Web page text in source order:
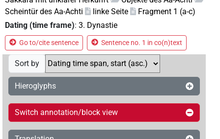
Scheintür des Aa-Achti
linke Seite
Fragment 1 (a-c)
Dating (time frame): 3. Dynastie
Go to/cite sentence Sentence no. 1 in co(n)text
Sort by
Hieroglyphs
Switch annotation/block view